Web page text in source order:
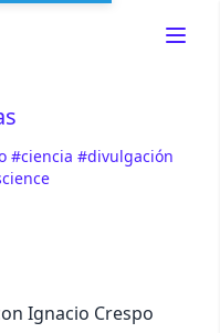
here
#ciencia #divulgación
Ignacio Crespo